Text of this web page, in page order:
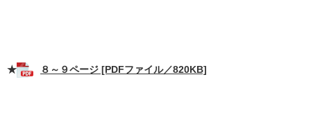
★ ８～９ページ [PDFファイル／820KB]